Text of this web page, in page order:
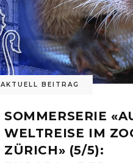
AKTUELL BEITRAG
SOMMERSERIE
WELTREISE IM
ZÜRICH» (5/5):